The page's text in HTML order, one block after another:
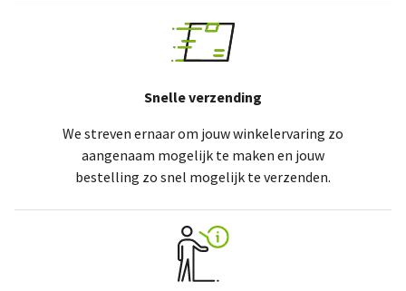
Snelle verzending
We streven ernaar om jouw winkelervaring zo
aangenaam mogelijk te maken en jouw
bestelling zo snel mogelijk te verzenden.